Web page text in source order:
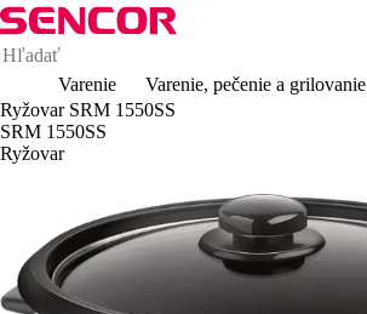
Varenie Varenie, pečenie a grilovanie
Ryžovar SRM 1550SS
SRM 1550SS
Ryžovar